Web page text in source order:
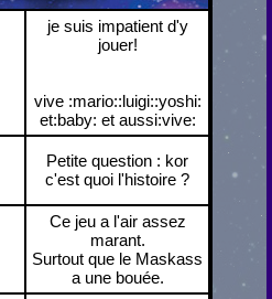
je suis impatient d'y
jouer!
vive :mario::luigi::yoshi:
et:baby: et aussi:vive:
Petite question : kor
c'est quoi l'histoire ?
Ce jeu a l'air assez
marant.
Surtout que le Maskass
a une bouée.